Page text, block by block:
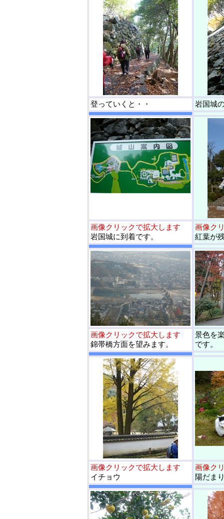
登っていくと・・ 岩国城
画像クリックで拡大します
岩国城に到着です。
画像ク
紅葉が
画像クリックで拡大します
錦帯橋方面を望みます。
景色を
です。
画像クリックで拡大します
イチョウ
画像ク
陽だま